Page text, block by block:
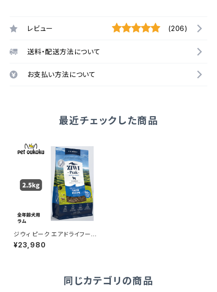
レビュー (206)
送料・配送方法について
お支払い方法について
最近チェックした商品
ジウィ ピーク エアドライフード
ラム 2.5kg 正規品 94210165
92982
¥23,980
同じカテゴリの商品